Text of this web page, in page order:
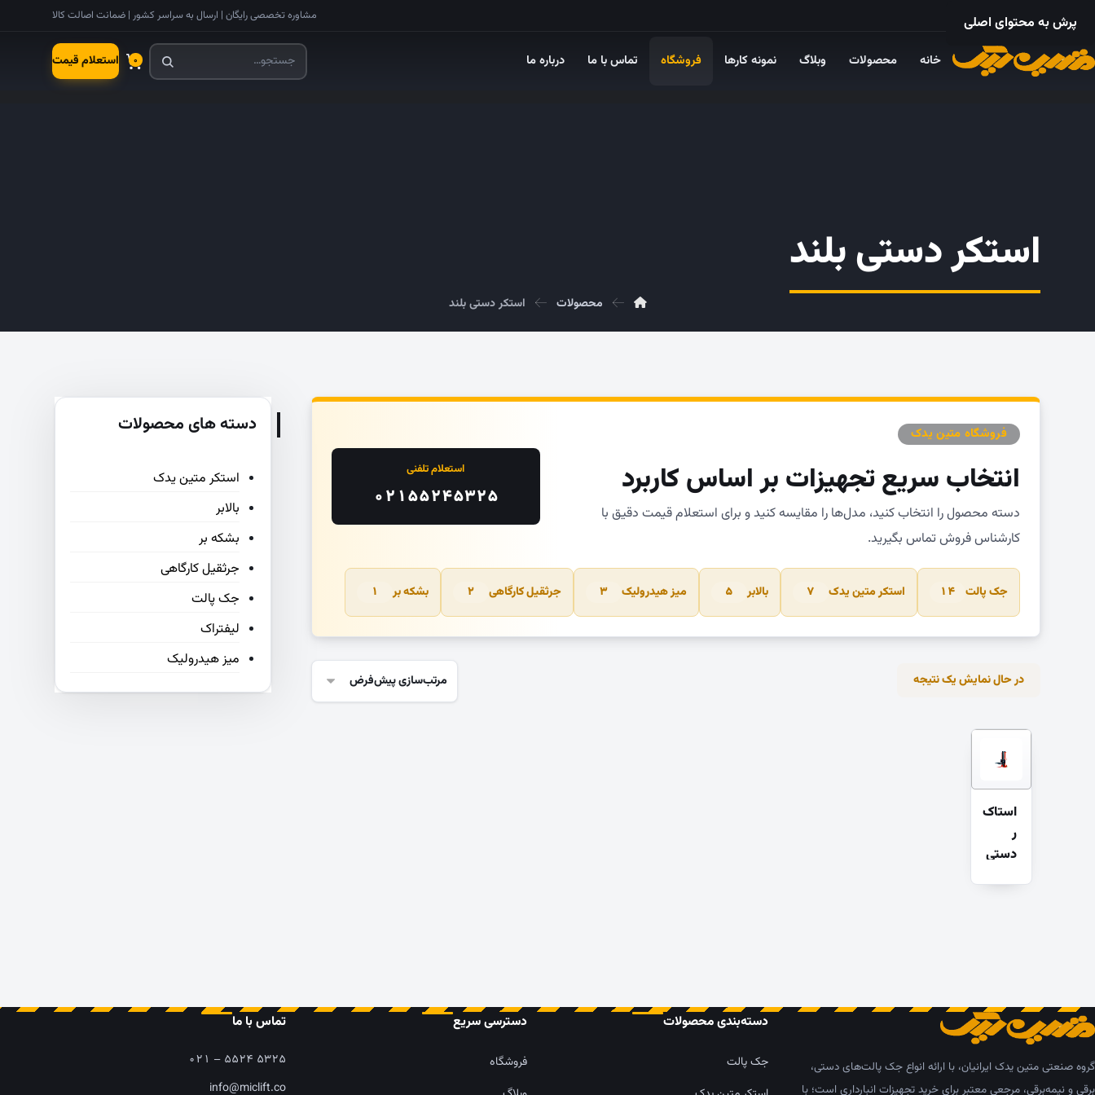
۰۲۱ – ۵۵۲۴ ۵۳۲۵ مشاوره تخصصی رایگان | ارسال به سراسر کشور | ضمانت اصالت کالا
خانه محصولات وبلاگ نمونه کارها فروشگاه تماس با ما درباره ما ۰ استعلام قیمت
پرش به محتوای اصلی
استکر دستی بلند
محصولات استکر دستی بلند
فروشگاه متین یدک
انتخاب سریع تجهیزات بر اساس کاربرد
دسته محصول را انتخاب کنید، مدل‌ها را مقایسه کنید و برای استعلام قیمت دقیق با
کارشناس فروش تماس بگیرید.
استعلام تلفنی
۰۲۱۵۵۲۴۵۳۲۵
جک پالت ۱۴ استکر متین یدک ۷ بالابر ۵ میز هیدرولیک ۳ جرثقیل کارگاهی ۲ بشکه بر ۱
در حال نمایش یک نتیجه
استاک
ر
دستی
دسته های محصولات
استکر متین یدک
بالابر
بشکه بر
جرثقیل کارگاهی
جک پالت
لیفتراک
میز هیدرولیک
گروه صنعتی متین یدک ایرانیان، با ارائه انواع جک پالت‌های دستی،
برقی و نیمه‌برقی، مرجعی معتبر برای خرید تجهیزات انبارداری است؛ با
دسته‌بندی محصولات
جک پالت
دسترسی سریع
فروشگاه
تماس با ما
۰۲۱ – ۵۵۲۴ ۵۳۲۵
info@miclift.co